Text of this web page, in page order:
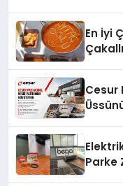
En İyi
Cesur
Parke